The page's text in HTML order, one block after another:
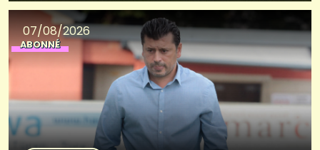
07/08/2026
ABONNÉ